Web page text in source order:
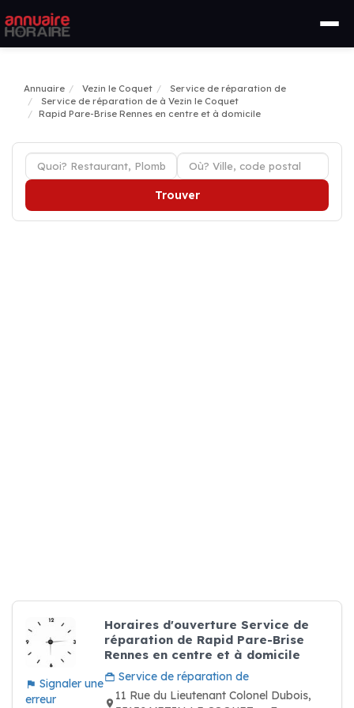
Annuaire Vezin le Coquet
Service de réparation de
Service de réparation de à Vezin le Coquet
Rapid Pare-Brise Rennes en centre et à domicile
Trouver
Signaler une
erreur
Horaires d'ouverture Service de
réparation de Rapid Pare-Brise
Rennes en centre et à domicile
Service de réparation de
11 Rue du Lieutenant Colonel Dubois,